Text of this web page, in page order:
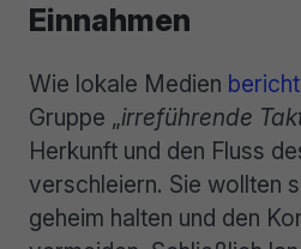
Einnahmen
Wie lokale Medien
Gruppe „irreführende
Herkunft und den Fluss
verschleiern. Sie wollten
geheim halten und den